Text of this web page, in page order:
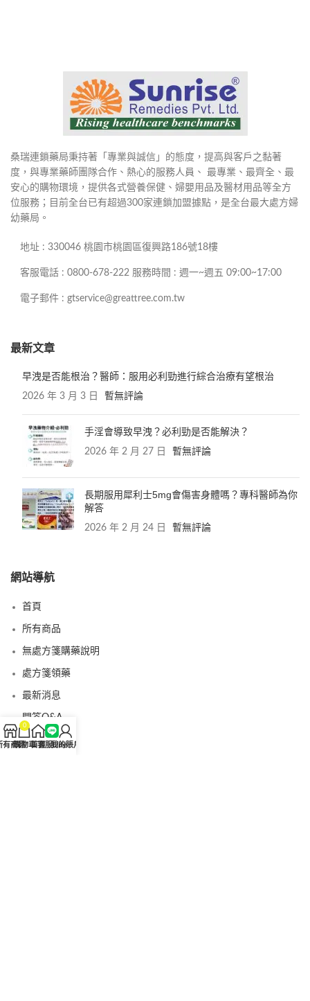
桑瑞連鎖藥局秉持著「專業與誠信」的態度，提高與客戶之黏著
度，與專業藥師團隊合作、熱心的服務人員、 最專業、最齊全、最
安心的購物環境，提供各式營養保健、婦嬰用品及醫材用品等全方
位服務；目前全台已有超過300家連鎖加盟據點，是全台最大處方婦
幼藥局。
地址 : 330046 桃園市桃園區復興路186號18樓
客服電話 : 0800-678-222 服務時間 : 週一~週五 09:00~17:00
電子郵件 : gtservice@greattree.com.tw
最新文章
早洩是否能根治？醫師：服用必利勁進行綜合治療有望根治
2026 年 3 月 3 日 暫無評論
手淫會導致早洩？必利勁是否能解決？
2026 年 2 月 27 日 暫無評論
長期服用犀利士5mg會傷害身體嗎？專科醫師為你
解答
2026 年 2 月 24 日 暫無評論
網站導航
首頁
所有商品
無處方箋購藥說明
處方箋領藥
最新消息
問答Q&A
認識我們
有商品
0
購物車首頁客服Line
我的賬戶